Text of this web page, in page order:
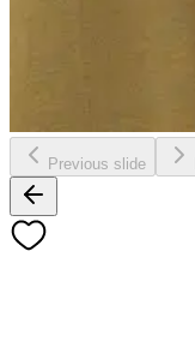
Previous slide